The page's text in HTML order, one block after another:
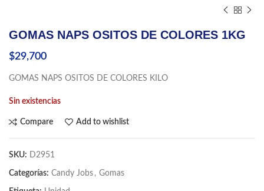
GOMAS NAPS OSITOS DE COLORES 1KG
$29,700
GOMAS NAPS OSITOS DE COLORES KILO
Sin existencias
Compare Add to wishlist
SKU: D2951
Categorías: Candy Jobs , Gomas